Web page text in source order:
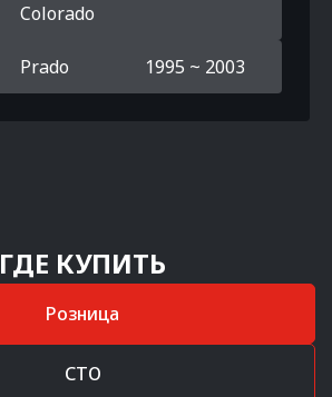
Colorado
Prado 1995 ~ 2003
ГДЕ КУПИТЬ
Розница
СТО